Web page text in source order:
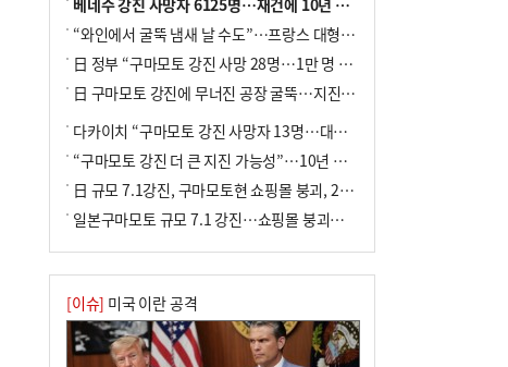
베네수 강진 사망자 6125명…재건에 10년 이상 걸릴수도
“와인에서 굴뚝 냄새 날 수도”…프랑스 대형 산불에 보르도 와인 품질 위협
日 정부 “구마모토 강진 사망 28명…1만 명 대피”
日 구마모토 강진에 무너진 공장 굴뚝…지진 사망자 최소 13명
다카이치 “구마모토 강진 사망자 13명…대규모 피해 확인”
“구마모토 강진 더 큰 지진 가능성”…10년 전 지진에 단층 재활성
日 규모 7.1강진, 구마모토현 쇼핑몰 붕괴, 2명 사망
일본구마모토 규모 7.1 강진…쇼핑몰 붕괴로 직원 20여 명 갇힌 듯
[이슈] 미국 이란 공격